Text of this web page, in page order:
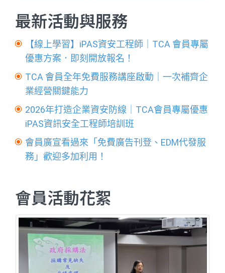
最新活動與服務
【線上學習】iPAS資安工程師｜TCA 會員專屬
優惠方案．即刻開放報名！
TCA 會員全年免費服務講座啟動｜一次補齊企
業經營關鍵能力
2026年打造企業資安防線｜TCA會員專屬優惠
iPAS資訊安全工程師培訓班
會員廣宣看過來「免費廣告刊登、EDM代發服
務」歡迎多加利用！
會員活動花絮